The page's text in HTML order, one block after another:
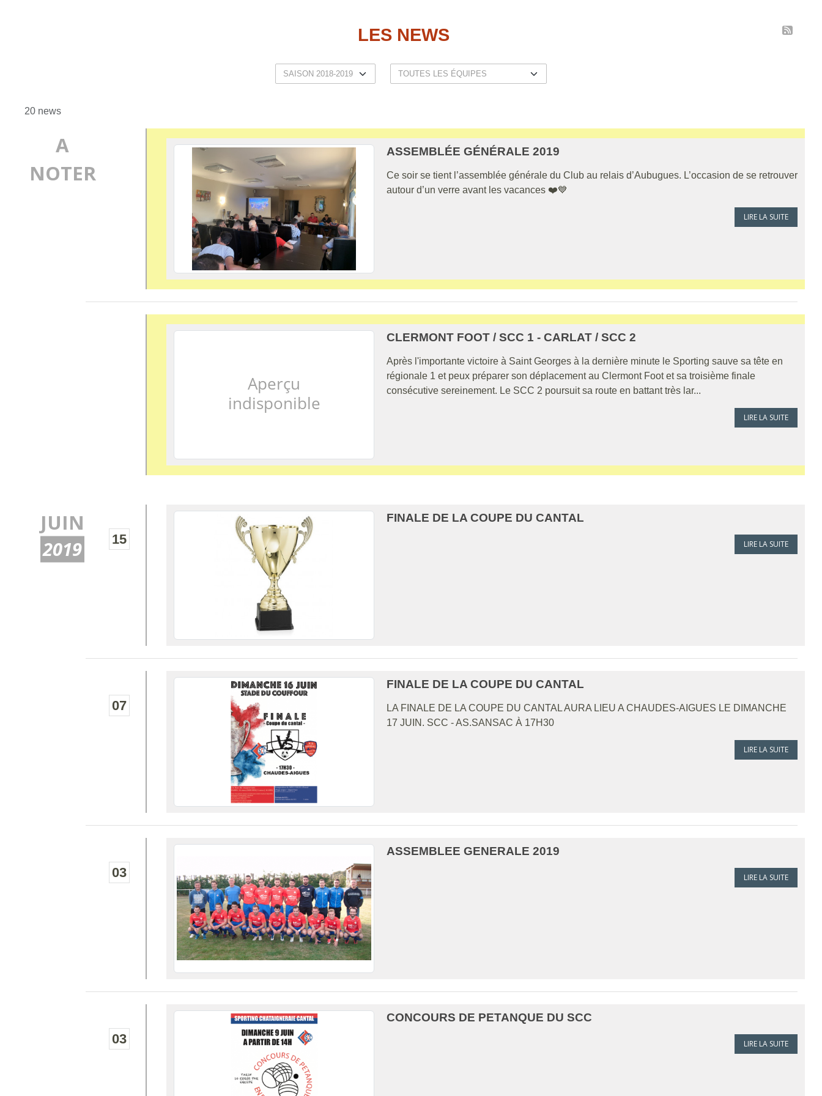
LES NEWS
20 news
A
NOTER
ASSEMBLÉE GÉNÉRALE 2019
Ce soir se tient l’assemblée générale du Club au relais d’Aubugues. L’occasion de se retrouver
autour d’un verre avant les vacances ❤️💙
LIRE LA SUITE
CLERMONT FOOT / SCC 1 - CARLAT / SCC 2
Après l'importante victoire à Saint Georges à la dernière minute le Sporting sauve sa tête en
régionale 1 et peux préparer son déplacement au Clermont Foot et sa troisième finale
consécutive sereinement. Le SCC 2 poursuit sa route en battant très lar...
LIRE LA SUITE
JUIN
2019 15
FINALE DE LA COUPE DU CANTAL
LIRE LA SUITE
07
FINALE DE LA COUPE DU CANTAL
LA FINALE DE LA COUPE DU CANTAL AURA LIEU A CHAUDES-AIGUES LE DIMANCHE
17 JUIN. SCC - AS.SANSAC À 17H30
LIRE LA SUITE
03
ASSEMBLEE GENERALE 2019
LIRE LA SUITE
03
CONCOURS DE PETANQUE DU SCC
LIRE LA SUITE